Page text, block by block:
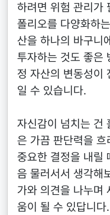
하려면 위험 관리가
폴리오를 다양화하
산을 하나의 바구니
투자하는 것도 좋은
정 자산의 변동성이
일 수 있습니다.
자신감이 넘치는 건
은 가끔 판단력을 흐
중요한 결정을 내릴
음 물러서서 생각해
가와 의견을 나누며
움이 될 수 있답니